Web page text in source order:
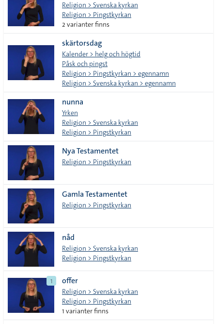
Religion > Svenska kyrkan
Religion > Pingstkyrkan
2 varianter finns
skärtorsdag
Kalender > helg och högtid
Påsk och pingst
Religion > Pingstkyrkan > egennamn
Religion > Svenska kyrkan > egennamn
nunna
Yrken
Religion > Svenska kyrkan
Religion > Pingstkyrkan
Nya Testamentet
Religion > Pingstkyrkan
Gamla Testamentet
Religion > Pingstkyrkan
nåd
Religion > Svenska kyrkan
Religion > Pingstkyrkan
1 offer
Religion > Svenska kyrkan
Religion > Pingstkyrkan
1 varianter finns